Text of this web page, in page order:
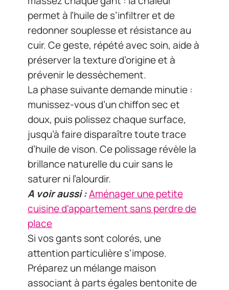
permet à l’huile de s’infiltrer et de
redonner souplesse et résistance au
cuir. Ce geste, répété avec soin, aide à
préserver la texture d’origine et à
prévenir le dessèchement.
La phase suivante demande minutie :
munissez-vous d’un chiffon sec et
doux, puis polissez chaque surface,
jusqu’à faire disparaître toute trace
d’huile de vison. Ce polissage révèle la
brillance naturelle du cuir sans le
saturer ni l’alourdir.
A voir aussi :Aménager une petite
cuisine d'appartement sans perdre de
place
Si vos gants sont colorés, une
attention particulière s’impose.
Préparez un mélange maison
associant à parts égales bentonite de